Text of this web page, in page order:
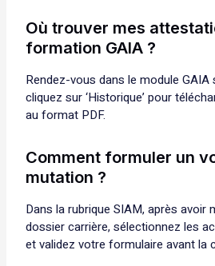
Où trouver mes
formation GAIA ?
Rendez-vous dans le module
cliquez sur ‘Historique’ pour
au format PDF.
Comment formuler un
mutation ?
Dans la rubrique SIAM, après avoir
dossier carrière, sélectionnez les
et validez votre formulaire avant la